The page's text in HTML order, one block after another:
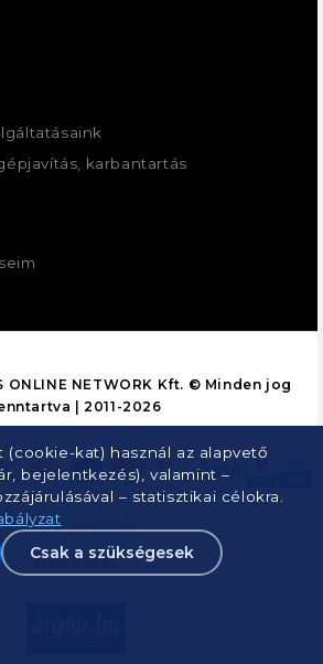
karbantartás
kat) használ az alapvető
bejelentkezés), valamint –
– statisztikai célokra.
Csak a szükségesek
ONLINE NETWORK Kft. © Minden jog
| 2011-2026
Árukereső.hu